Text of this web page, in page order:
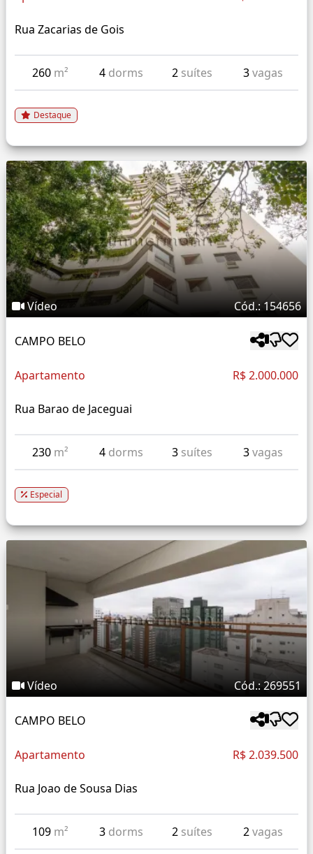
Rua Zacarias de Gois
260 m² 4 dorms 2 suítes 3vagas
Destaque
Vídeo Cód.: 154656
CAMPO BELO
Apartamento R$ 2.000.000
Rua Barao de Jaceguai
230 m² 4 dorms 3 suítes 3vagas
Especial
Vídeo Cód.: 269551
CAMPO BELO
Apartamento R$ 2.039.500
Rua Joao de Sousa Dias
109 m² 3 dorms 2 suítes 2vagas